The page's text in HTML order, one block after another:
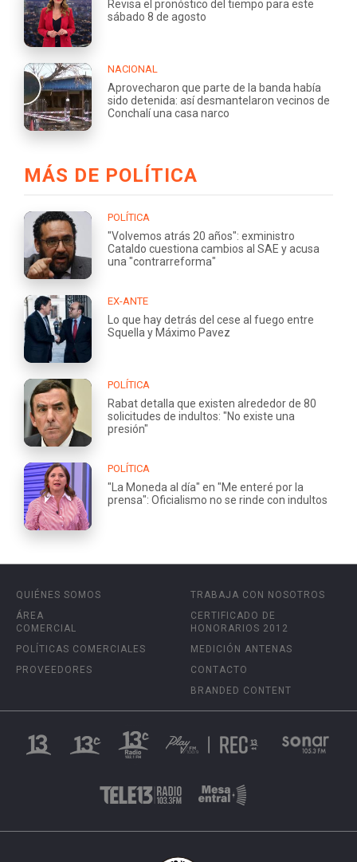
Revisa el pronóstico del tiempo para este
sábado 8 de agosto
NACIONAL
Aprovecharon que parte de la banda había
sido detenida: así desmantelaron vecinos de
Conchalí una casa narco
MÁS DE POLÍTICA
POLÍTICA
"Volvemos atrás 20 años": exministro
Cataldo cuestiona cambios al SAE y acusa
una "contrarreforma"
EX-ANTE
Lo que hay detrás del cese al fuego entre
Squella y Máximo Pavez
POLÍTICA
Rabat detalla que existen alrededor de 80
solicitudes de indultos: "No existe una
presión"
POLÍTICA
"La Moneda al día" en "Me enteré por la
prensa": Oficialismo no se rinde con indultos
QUIÉNES SOMOS
ÁREA
COMERCIAL
POLÍTICAS COMERCIALES
PROVEEDORES
TRABAJA CON NOSOTROS
CERTIFICADO DE
HONORARIOS 2012
MEDICIÓN ANTENAS
CONTACTO
BRANDED CONTENT